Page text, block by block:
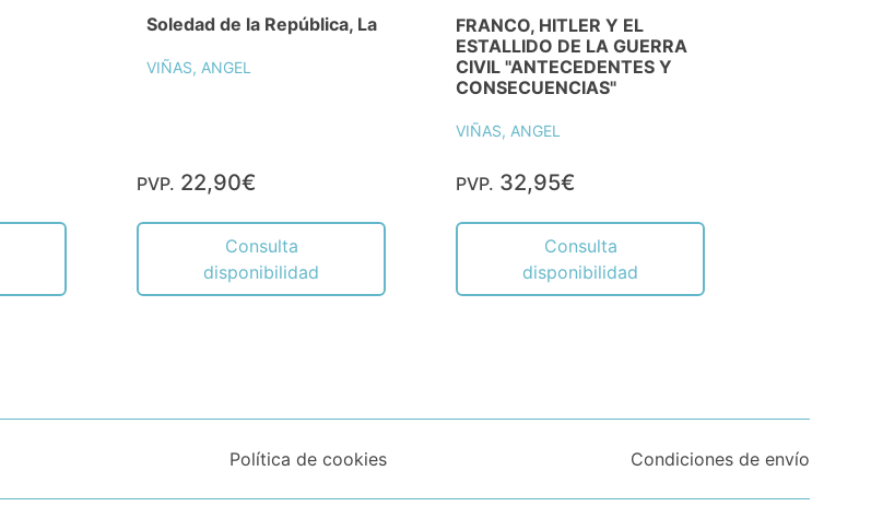
Soledad de la República, La
VIÑAS, ANGEL
PVP. 22,90€
Consulta
disponibilidad
FRANCO, HITLER Y EL
ESTALLIDO DE LA GUERRA
CIVIL "ANTECEDENTES Y
CONSECUENCIAS"
VIÑAS, ANGEL
PVP. 32,95€
Consulta
disponibilidad
Política de cookies Condiciones de envío